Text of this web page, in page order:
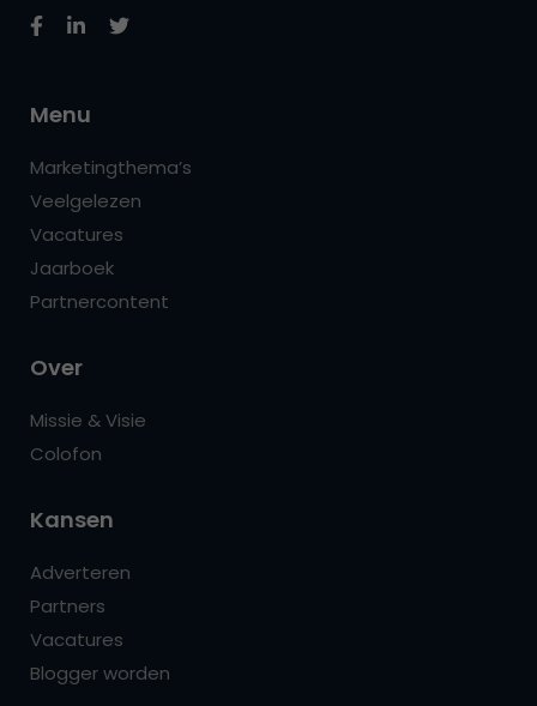
Menu
Marketingthema’s
Veelgelezen
Vacatures
Jaarboek
Partnercontent
Over
Missie & Visie
Colofon
Kansen
Adverteren
Partners
Vacatures
Blogger worden